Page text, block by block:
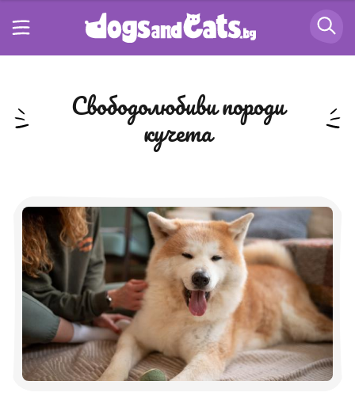
свободолюбиви породи
кучета